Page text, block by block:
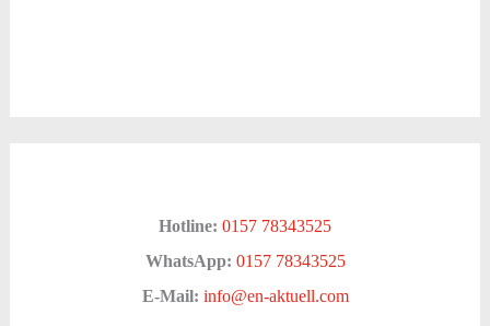
Hotline: 0157 78343525
WhatsApp: 0157 78343525
E-Mail: info@en-aktuell.com